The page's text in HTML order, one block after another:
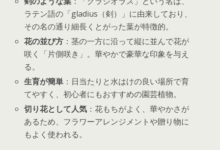
ラテン語の「gladius（剣）」に由来しており、
その名の通り細長くとがった葉が特徴的。
花の並び方 ：茎の一方に沿って縦に並んで花が
咲く「片側咲き」。華やかで豪華な印象を与え
る。
生育が簡単 ：日当たりと水はけの良い場所で育
てやすく、初心者にもおすすめの園芸植物。
切り花として人気 ：花もちがよく、華やかさが
あるため、フラワーアレンジメントや贈り物に
もよく使われる。